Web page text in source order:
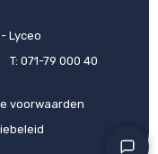
Lyceo
T: 071-79 000 40
voorwaarden